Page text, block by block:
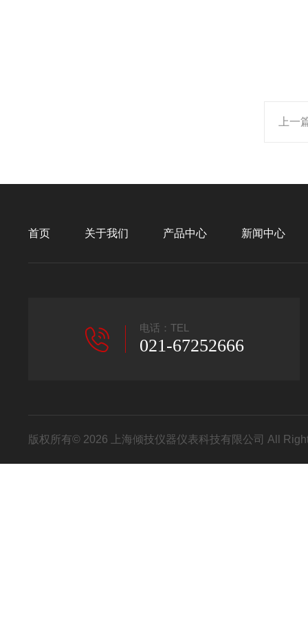
上一
首页 关于我们 产品中心 新闻中心
电话：TEL
021-67252666
版权所有© 2026 上海倾技仪器仪表科技有限公司 All